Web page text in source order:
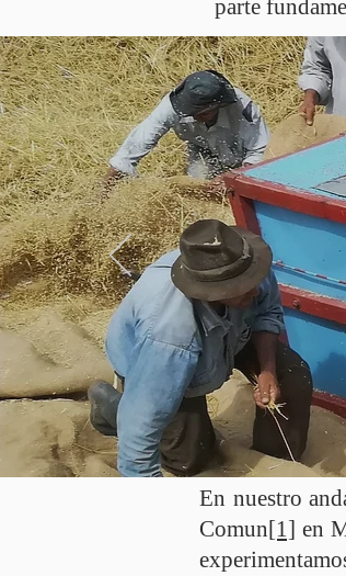
parte
En nuestro
Comun[1] en